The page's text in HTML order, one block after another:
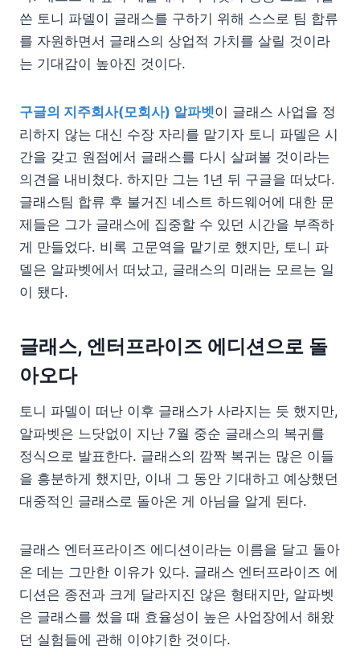
쓴 토니 파델이 글래스를 구하기 위해 스스로 팀 합류
를 자원하면서 글래스의 상업적 가치를 살릴 것이라
는 기대감이 높아진 것이다.
구글의 지주회사(모회사) 알파벳이 글래스 사업을 정
리하지 않는 대신 수장 자리를 맡기자 토니 파델은 시
간을 갖고 원점에서 글래스를 다시 살펴볼 것이라는
의견을 내비쳤다. 하지만 그는 1년 뒤 구글을 떠났다.
글래스팀 합류 후 불거진 네스트 하드웨어에 대한 문
제들은 그가 글래스에 집중할 수 있던 시간을 부족하
게 만들었다. 비록 고문역을 맡기로 했지만, 토니 파
델은 알파벳에서 떠났고, 글래스의 미래는 모르는 일
이 됐다.
글래스, 엔터프라이즈 에디션으로 돌
아오다
토니 파델이 떠난 이후 글래스가 사라지는 듯 했지만,
알파벳은 느닷없이 지난 7월 중순 글래스의 복귀를
정식으로 발표한다. 글래스의 깜짝 복귀는 많은 이들
을 흥분하게 했지만, 이내 그 동안 기대하고 예상했던
대중적인 글래스로 돌아온 게 아님을 알게 된다.
글래스 엔터프라이즈 에디션이라는 이름을 달고 돌아
온 데는 그만한 이유가 있다. 글래스 엔터프라이즈 에
디션은 종전과 크게 달라지진 않은 형태지만, 알파벳
은 글래스를 썼을 때 효율성이 높은 사업장에서 해왔
던 실험들에 관해 이야기한 것이다.